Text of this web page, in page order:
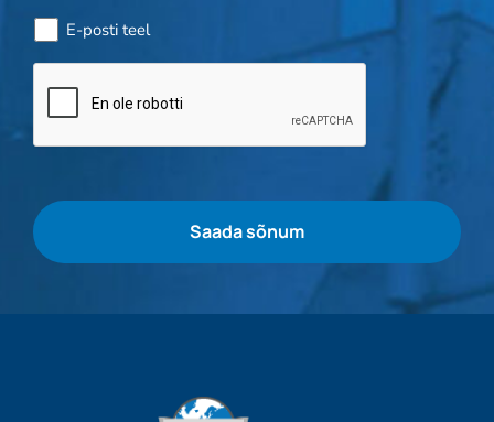
E-posti teel